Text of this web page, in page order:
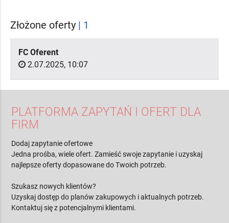
Złożone oferty | 1
FC Oferent
2.07.2025, 10:07
PLATFORMA ZAPYTAŃ I OFERT DLA
FIRM
Dodaj zapytanie ofertowe
Jedna prośba, wiele ofert. Zamieść swoje zapytanie i uzyskaj
najlepsze oferty dopasowane do Twoich potrzeb.
Szukasz nowych klientów?
Uzyskaj dostęp do planów zakupowych i aktualnych potrzeb.
Kontaktuj się z potencjalnymi klientami.